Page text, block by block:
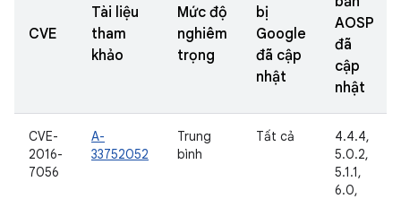
CVE
Tài liệu
tham
khảo
Mức độ
nghiêm
trọng
bị
Google
đã cập
nhật
AOSP
đã
cập
nhật
CVE-
2016-
7056
A-
33752052
Trung
bình
Tất cả
4.4.4,
5.0.2,
5.1.1,
6.0,